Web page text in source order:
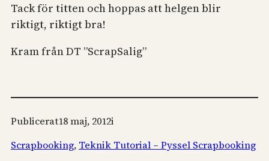
Tack för titten och hoppas att helgen blir
riktigt, riktigt bra!
Kram från DT ”ScrapSalig”
Publicerat18 maj, 2012i
Scrapbooking, Teknik Tutorial – Pyssel Scrapbooking